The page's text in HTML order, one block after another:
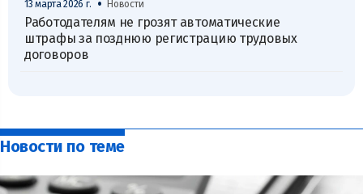
13 марта 2026 г. • Новости
Работодателям не грозят автоматические
штрафы за позднюю регистрацию трудовых
договоров
Новости по теме